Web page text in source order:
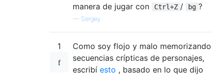
manera de jugar con
Ctrl+Z / bg ?
— Sergey
1
Como soy flojo y malo memorizando
secuencias crípticas de personajes,
escribí esto , basado en lo que dijo